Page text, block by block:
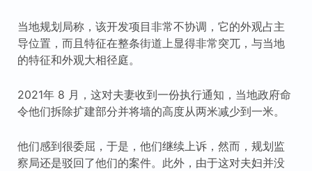
当地规划局称，该开发项目非常不协调，它的外观占主
导位置，而且特征在整条街道上显得非常突兀，与当地
的特征和外观大相径庭。
2021年 8 月，这对夫妻收到一份执行通知，当地政府命
令他们拆除扩建部分并将墙的高度从两米减少到一米。
他们感到很委屈，于是，他们继续上诉，然而，规划监
察局还是驳回了他们的案件。此外，由于这对夫妇并没